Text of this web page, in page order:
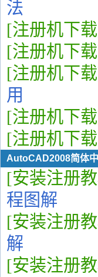
法
[注册机下
[注册机下
[注册机下
用
[注册机下
[注册机下
AutoCAD2008简体
[安装注册
程图解
[安装注册
解
[安装注册